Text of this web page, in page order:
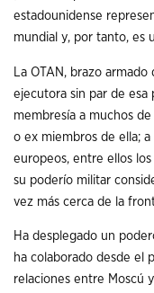
estadounidense
mundial y, por tanto, es
La OTAN, brazo
ejecutora sin par de esa
membresía a muchos
o ex miembros de ella;
europeos, entre ellos
su poderío militar
vez más cerca de la
Ha desplegado un
ha colaborado desde el
relaciones entre Moscú